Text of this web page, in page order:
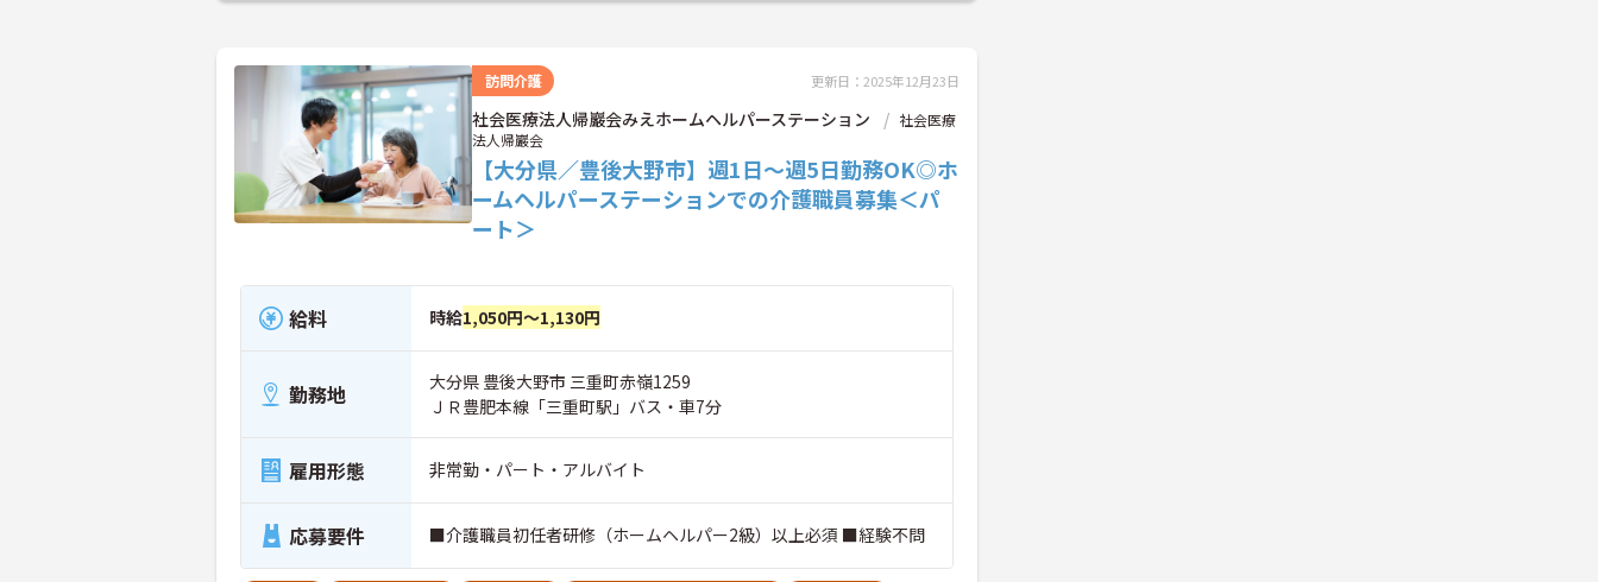
訪問介護 更新日：2025年12月23日
社会医療法人帰巖会みえホームヘルパーステーション
社会医療
法人帰巖会
【大分県／豊後大野市】週1日～週5日勤務OK◎ホ
ームヘルパーステーションでの介護職員募集＜パ
ート＞
給料 時給1,050円～1,130円
勤務地
大分県 豊後大野市 三重町赤嶺1259
ＪＲ豊肥本線「三重町駅」バス・車7分
雇用形態 非常勤・パート・アルバイト
応募要件 ■介護職員初任者研修（ホームヘルパー2級）以上必須 ■経験不問